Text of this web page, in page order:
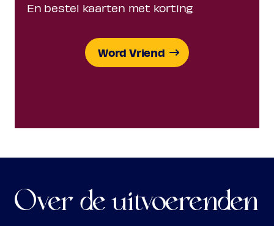
En bestel kaarten met korting
Word Vriend
Over de uitvoerenden